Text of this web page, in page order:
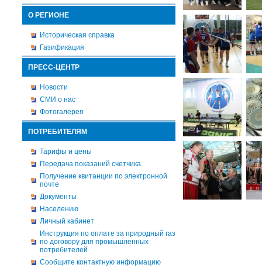
О РЕГИОНЕ
Историческая справка
Газификация
ПРЕСС-ЦЕНТР
Новости
СМИ о нас
Фотогалерея
ПОТРЕБИТЕЛЯМ
Тарифы и цены
Передача показаний счетчика
Получение квитанции по электронной
почте
Документы
Населению
Личный кабинет
Инструкция по оплате за природный газ
по договору для промышленных
потребителей
Сообщите контактную информацию